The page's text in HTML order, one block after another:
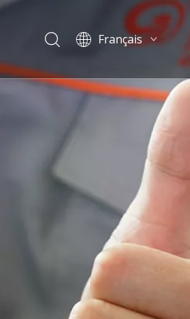
Français
العربية
Pусский
Português